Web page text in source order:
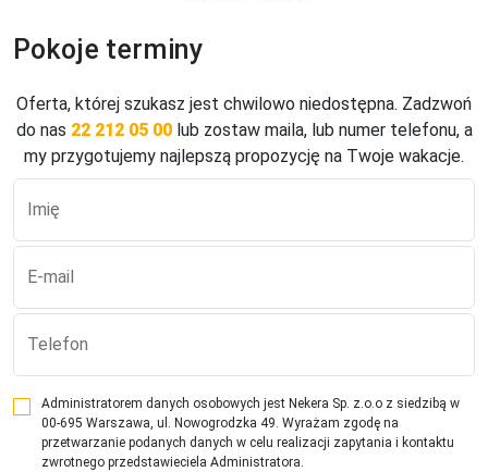
Zakwaterowanie
komfortowe, gustownie urządzone pokoje czteroosobowe
Comfort: ok. 35 m2; z łóżkiem małżeńskim oraz
dwuosobowa sofą, ogrzewanie, TV-Sat., telefon, sejf,
minibar (za opłatą), balkon lub taras, prysznic, WC, suszarka.
Sport i wellness
nowa siłownia i sala do ćwiczeń (joga). Strefa Spa (pow. 750
parową, sauną fińską, bio-saunę, kabine na podczerwień,
pomieszczenia do relaksu. Nowy zewnętrzny basen infinity
z podgrzewaną wodą w sezonie zimowym oraz taras
słoneczny z widokiem na Schlern (czynne od godz. 16:30,
cały rok, wstęp wyłącznie dla osób dorosłych). Za opłatą:
masaże oraz zabiegi kosmetyczne.
Pokoje terminy
Oferta, której szukasz jest chwilowo niedostępna. Zadzwoń
do nas 22 212 05 00lub zostaw maila, lub numer telefonu, a
my przygotujemy najlepszą propozycję na Twoje wakacje.
Imię
E-mail
Telefon
Administratorem danych osobowych jest Nekera Sp. z.o.o z siedzibą w
00-695 Warszawa, ul. Nowogrodzka 49. Wyrażam zgodę na
przetwarzanie podanych danych w celu realizacji zapytania i kontaktu
zwrotnego przedstawieciela Administratora.